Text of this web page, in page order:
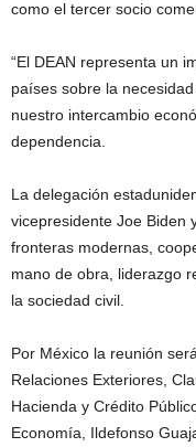
como el tercer socio
“El DEAN representa un
países sobre la
nuestro intercambio
dependencia.
La delegación
vicepresidente Joe Biden
fronteras modernas,
mano de obra, liderazgo
la sociedad civil.
Por México la reunión
Relaciones Exteriores,
Hacienda y Crédito
Economía, Ildefonso